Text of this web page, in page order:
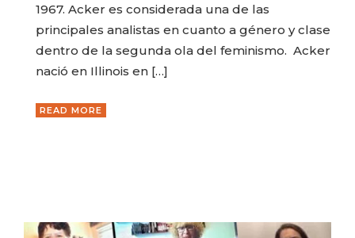
1967. Acker es considerada una de las
principales analistas en cuanto a género y clase
dentro de la segunda ola del feminismo. Acker
nació en Illinois en […]
READ MORE